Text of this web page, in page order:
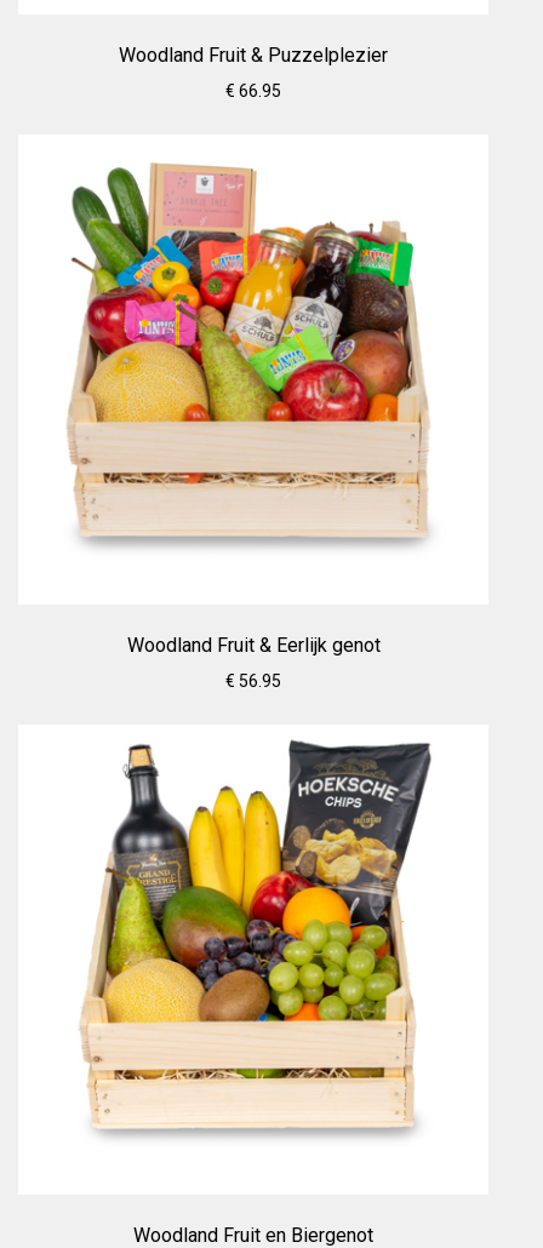
Woodland Fruit & Puzzelplezier
€ 66.95
Woodland Fruit & Eerlijk genot
€ 56.95
Woodland Fruit en Biergenot